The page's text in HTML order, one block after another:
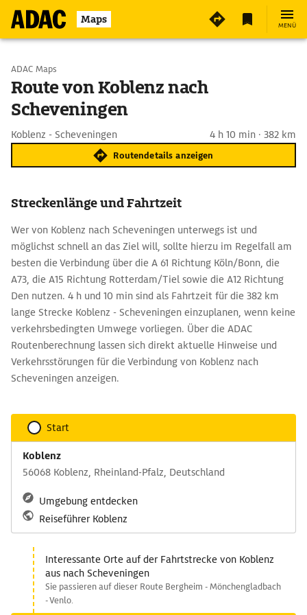
Maps MENÜ
Start wählen
Ziel eingeben
ADAC Maps
Route von Koblenz nach
Scheveningen
Koblenz - Scheveningen 4 h 10 min · 382 km
Routendetails anzeigen
Streckenlänge und Fahrtzeit
Wer von Koblenz nach Scheveningen unterwegs ist und
möglichst schnell an das Ziel will, sollte hierzu im Regelfall am
besten die Verbindung über die A 61 Richtung Köln/Bonn, die
A73, die A15 Richtung Rotterdam/Tiel sowie die A12 Richtung
Den nutzen. 4 h und 10 min sind als Fahrtzeit für die 382 km
lange Strecke Koblenz - Scheveningen einzuplanen, wenn keine
verkehrsbedingten Umwege vorliegen. Über die ADAC
Routenberechnung lassen sich direkt aktuelle Hinweise und
Verkehrsstörungen für die Verbindung von Koblenz nach
Scheveningen anzeigen.
Start
Koblenz
56068 Koblenz, Rheinland-Pfalz, Deutschland
Umgebung entdecken
Reiseführer Koblenz
Interessante Orte auf der Fahrtstrecke von Koblenz
aus nach Scheveningen
Sie passieren auf dieser Route Bergheim - Mönchengladbach
- Venlo.